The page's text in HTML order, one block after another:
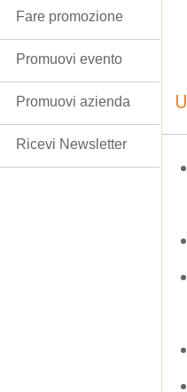
Fare promozione
Promuovi evento
Promuovi azienda
Ricevi Newsletter